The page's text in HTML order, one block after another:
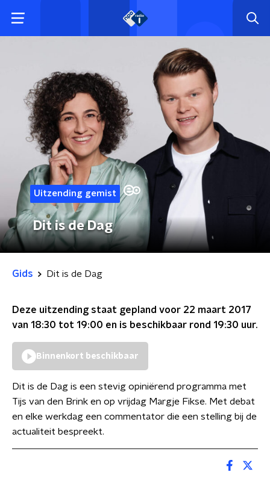
Uitzending gemist
Dit is de Dag
Gids Dit is de Dag
Deze uitzending staat gepland voor 22 maart 2017
van 18:30 tot 19:00 en is beschikbaar rond 19:30 uur.
Binnenkort beschikbaar
Dit is de Dag is een stevig opiniërend programma met
Tijs van den Brink en op vrijdag Margje Fikse. Met debat
en elke werkdag een commentator die een stelling bij de
actualiteit bespreekt.